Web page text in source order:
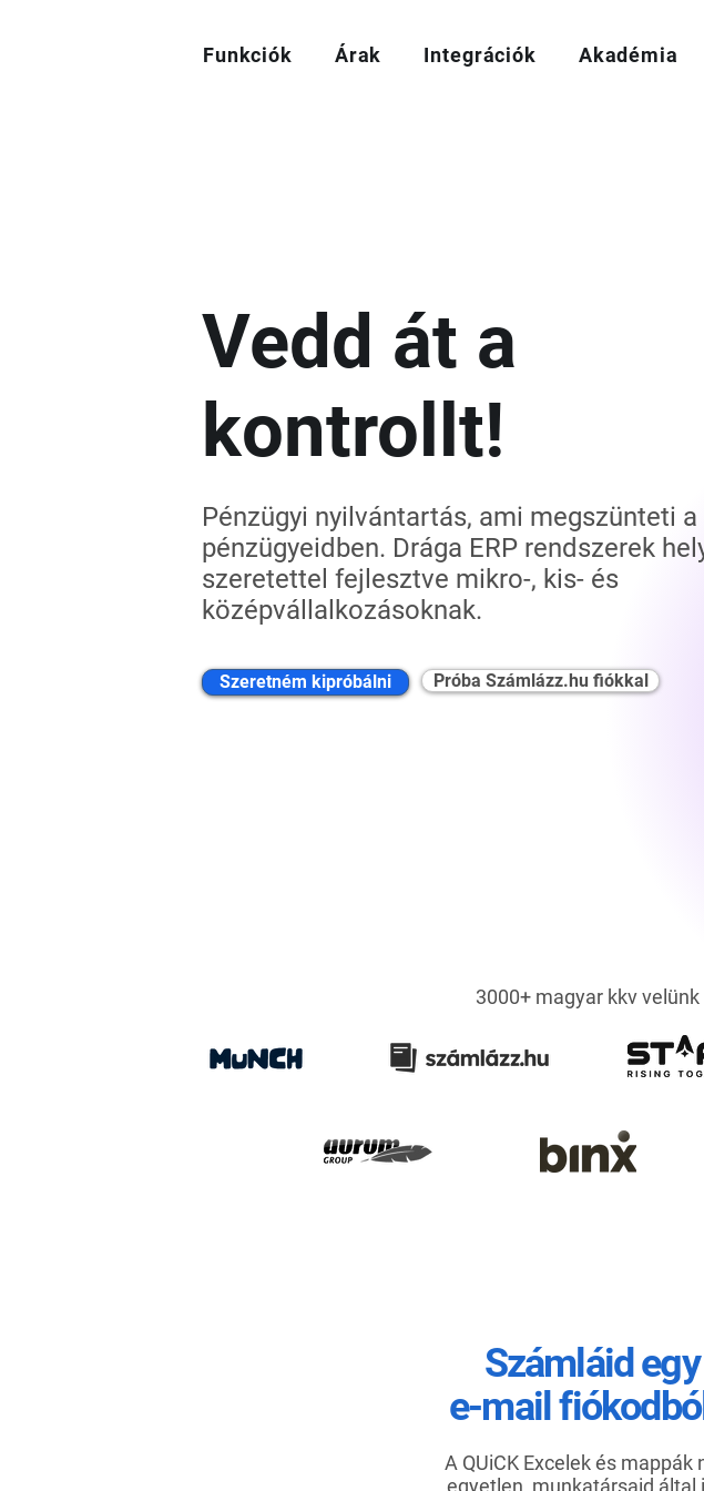
Funkciók Árak Integrációk Akadémia
Vedd át a
kontrollt!
Pénzügyi nyilvántartás, ami megszünteti
pénzügyeidben. Drága ERP rendszerek
szeretettel fejlesztve mikro-, kis- és
középvállalkozásoknak.
Szeretném kipróbálni Próba Számlázz.hu fiókkal
3000+ magyar kkv
Számláid
e-mail
A QUiCK Excelek és
egyetlen, munkatársaid által